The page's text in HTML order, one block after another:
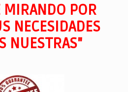
MIRANDO POR
NECESIDADES
NUESTRAS"